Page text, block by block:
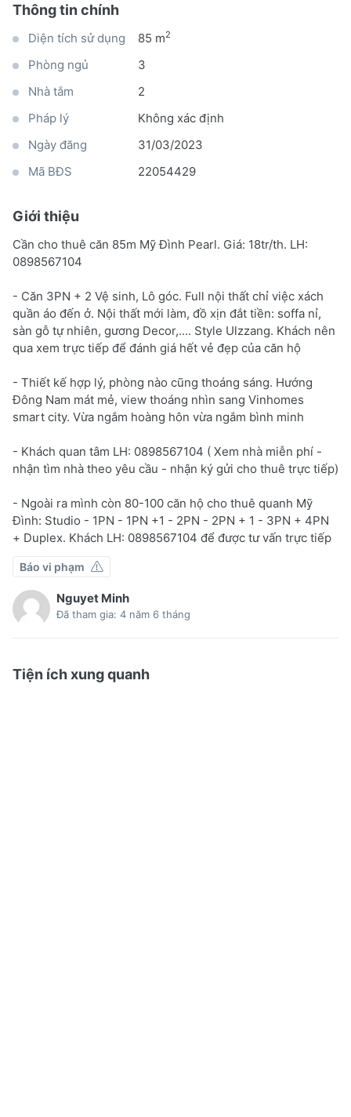
Thông tin chính
Diện tích sử dụng 85 m2
Phòng ngủ
3
Nhà tắm
2
Pháp lý
Không xác định
Ngày đăng
31/03/2023
Mã BĐS
22054429
Giới thiệu
Cần cho thuê căn 85m Mỹ Đình Pearl. Giá: 18tr/th. LH:
0898567104
- Căn 3PN + 2 Vệ sinh, Lô góc. Full nội thất chỉ việc xách
quần áo đến ở. Nội thất mới làm, đồ xịn đắt tiền: soffa nỉ,
sàn gỗ tự nhiên, gương Decor,.... Style Ulzzang. Khách nên
qua xem trực tiếp để đánh giá hết vẻ đẹp của căn hộ
- Thiết kế hợp lý, phòng nào cũng thoáng sáng. Hướng
Đông Nam mát mẻ, view thoáng nhìn sang Vinhomes
smart city. Vừa ngắm hoàng hôn vừa ngắm bình minh
- Khách quan tâm LH: 0898567104 ( Xem nhà miễn phí -
nhận tìm nhà theo yêu cầu - nhận ký gửi cho thuê trực tiếp)
- Ngoài ra mình còn 80-100 căn hộ cho thuê quanh Mỹ
Đình: Studio - 1PN - 1PN +1 - 2PN - 2PN + 1 - 3PN + 4PN
+ Duplex. Khách LH: 0898567104 để được tư vấn trực tiếp
Báo vi phạm
Nguyet Minh
Đã tham gia: 4 năm 6 tháng
Tiện ích xung quanh